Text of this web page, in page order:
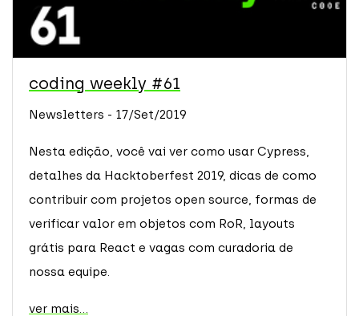
coding weekly #61
Newsletters - 17/Set/2019
Nesta edição, você vai ver como usar Cypress,
detalhes da Hacktoberfest 2019, dicas de como
contribuir com projetos open source, formas de
verificar valor em objetos com RoR, layouts
grátis para React e vagas com curadoria de
nossa equipe.
ver mais...